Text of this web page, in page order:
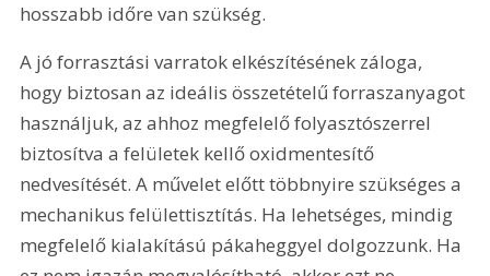
hosszabb időre van szükség.
A jó forrasztási varratok elkészítésének záloga,
hogy biztosan az ideális összetételű forraszanyagot
használjuk, az ahhoz megfelelő folyasztószerrel
biztosítva a felületek kellő oxidmentesítő
nedvesítését. A művelet előtt többnyire szükséges a
mechanikus felülettisztítás. Ha lehetséges, mindig
megfelelő kialakítású pákaheggyel dolgozzunk. Ha